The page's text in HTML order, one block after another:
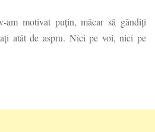
am motivat puțin, măcar să gândiți
atât de aspru. Nici pe voi, nici pe